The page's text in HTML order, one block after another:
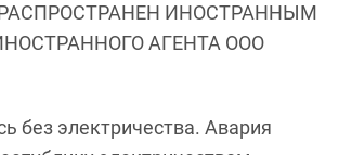
ИНОСТРАННЫМ
АГЕНТА ООО
без электричества. Авария